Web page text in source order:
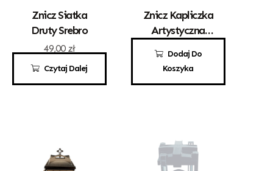
Czytaj Dalej
Znicz Siatka
Druty Srebro
49,00 zł
Dodaj Do
Koszyka
Znicz Kapliczka
Artystyczna
Sercem Złoto
80,00 zł